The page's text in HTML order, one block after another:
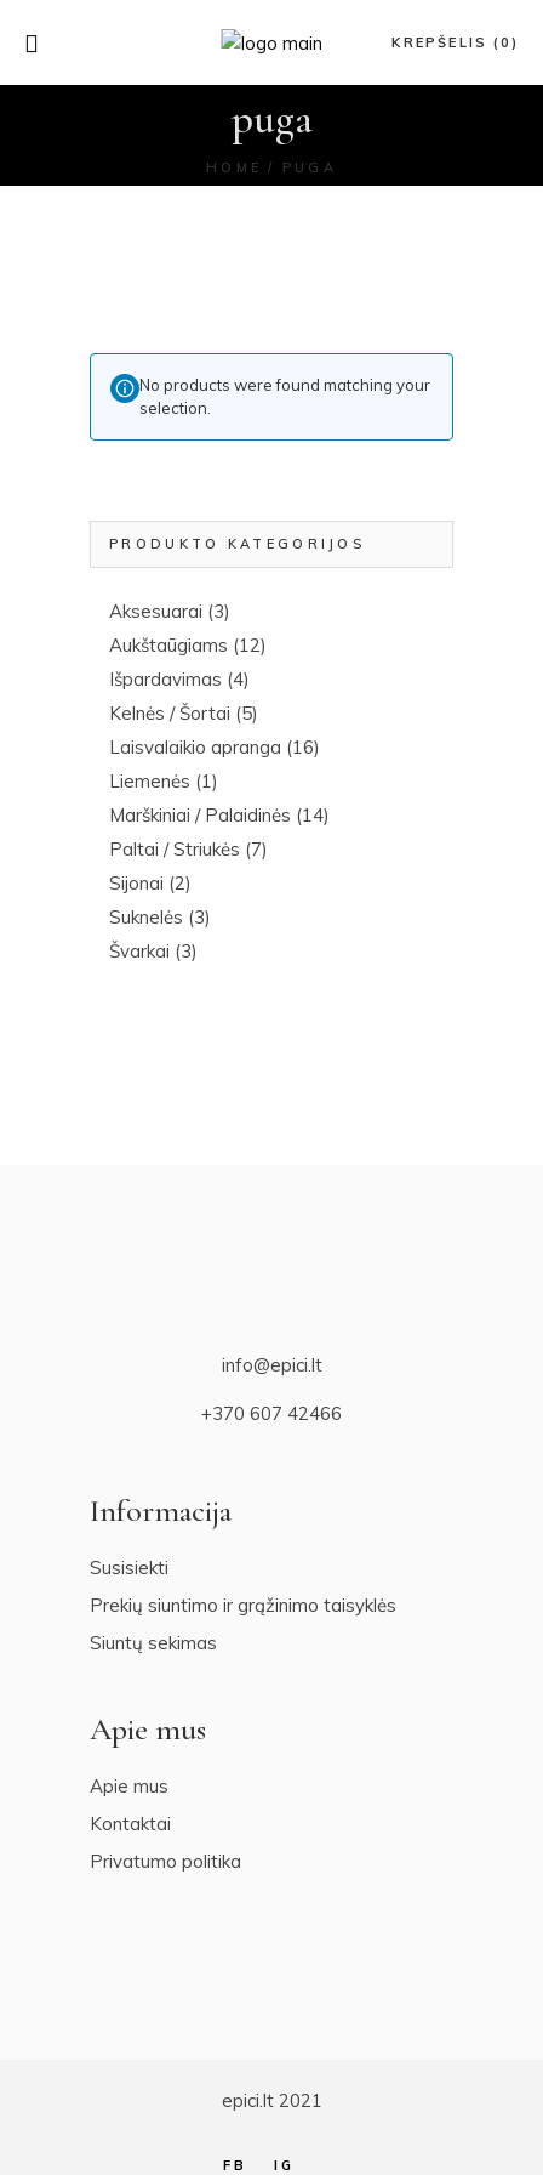
KREPŠELIS (0)
puga
HOME PUGA
No products were found matching your
selection.
PRODUKTO KATEGORIJOS
Aksesuarai (3)
Aukštaūgiams (12)
Išpardavimas (4)
Kelnės / Šortai (5)
Laisvalaikio apranga (16)
Liemenės (1)
Marškiniai / Palaidinės (14)
Paltai / Striukės (7)
Sijonai (2)
Suknelės (3)
Švarkai (3)
info@epici.lt
+370 607 42466
Informacija
Susisiekti
Prekių siuntimo ir grąžinimo taisyklės
Siuntų sekimas
Apie mus
Apie mus
Kontaktai
Privatumo politika
epici.lt 2021
FB IG